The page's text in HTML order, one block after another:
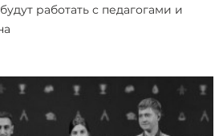
работать с педагогами и